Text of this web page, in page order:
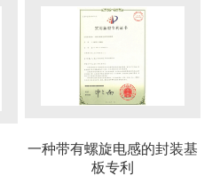
一种带有螺旋电感的封装基
板专利